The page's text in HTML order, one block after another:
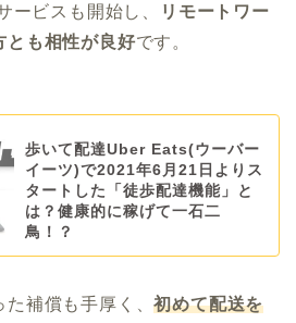
ービスも開始し、
リモートワー
とも相性が良好です。
歩いて配達Uber Eats(ウーバー
イーツ)で2021年6月21日よりス
タートした「徒歩配達機能」と
は？健康的に稼げて一石二
鳥！？
た補償も手厚く、初めて配送を